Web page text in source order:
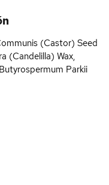
(Castor) Seed
(Candelilla) Wax,
Parkii